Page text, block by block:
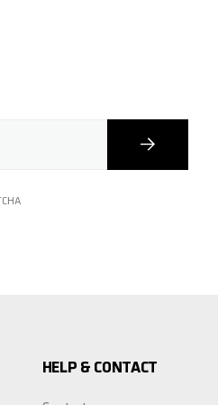
Inscription
HELP & CONTACT